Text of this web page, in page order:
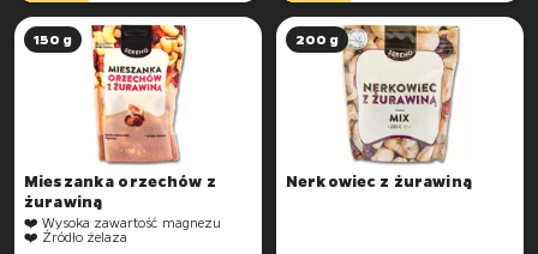
150 g
Mieszanka orzechów z
żurawiną
❤️ Wysoka zawartość magnezu
❤️ Źródło żelaza
200 g
Nerkowiec z żurawiną